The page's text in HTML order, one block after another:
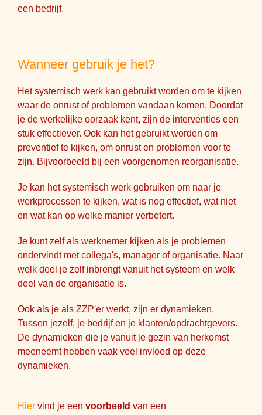
een bedrijf.
Wanneer gebruik je het?
Het systemisch werk kan gebruikt worden om te kijken
waar de onrust of problemen vandaan komen. Doordat
je de werkelijke oorzaak kent, zijn de interventies een
stuk effectiever. Ook kan het gebruikt worden om
preventief te kijken, om onrust en problemen voor te
zijn. Bijvoorbeeld bij een voorgenomen reorganisatie.
Je kan het systemisch werk gebruiken om naar je
werkprocessen te kijken, wat is nog effectief, wat niet
en wat kan op welke manier verbetert.
Je kunt zelf als werknemer kijken als je problemen
ondervindt met collega's, manager of organisatie. Naar
welk deel je zelf inbrengt vanuit het systeem en welk
deel van de organisatie is.
Ook als je als ZZP'er werkt, zijn er dynamieken.
Tussen jezelf, je bedrijf en je klanten/opdrachtgevers.
De dynamieken die je vanuit je gezin van herkomst
meeneemt hebben vaak veel invloed op deze
dynamieken.
Hier vind je een voorbeeld van een